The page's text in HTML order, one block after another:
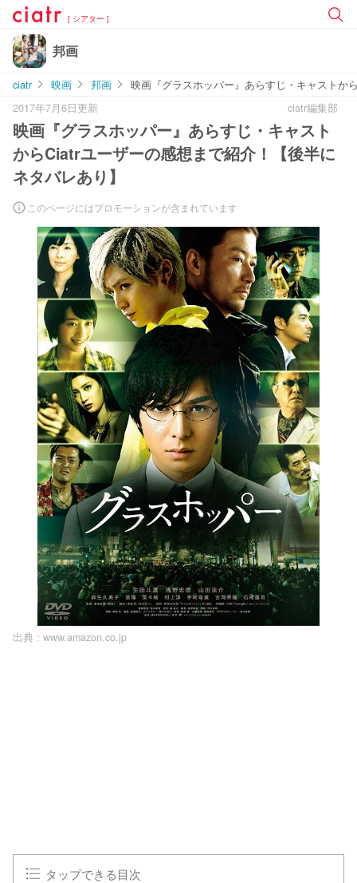
[ シアター ]
邦画
ciatr 映画 邦画
映画『グラスホッパー』あらすじ・キャストか
2017年7月6日更新
ciatr編集部
映画『グラスホッパー』あらすじ・キャスト
からCiatrユーザーの感想まで紹介！【後半に
ネタバレあり】
このページにはプロモーションが含まれています
出典 : www.amazon.co.jp
タップできる目次